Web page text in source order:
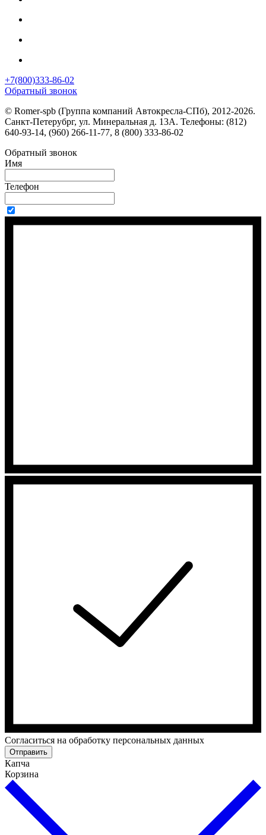
+7(800)333-86-02
Обратный звонок
© Romer-spb (Группа компаний Автокресла-СПб), 2012-2026.
Санкт-Петерубрг, ул. Минеральная д. 13А. Телефоны: (812)
640-93-14, (960) 266-11-77, 8 (800) 333-86-02
Обратный звонок
Имя
Телефон
Cогласиться на обработку персональных данных
Отправить
Капча
Корзина